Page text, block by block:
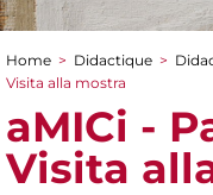
You are here
Home > Didactique >
Visita alla mostra
aMICi -
Visita